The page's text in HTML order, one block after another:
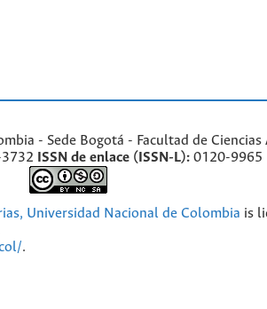
- Sede Bogotá - Facultad de Ciencias
ISSN de enlace (ISSN-L):0120-9965
Universidad Nacional de Colombia is
.